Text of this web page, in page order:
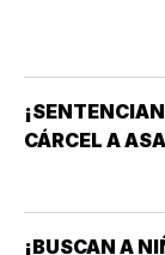
CÁRCEL A
¡BUSCAN A